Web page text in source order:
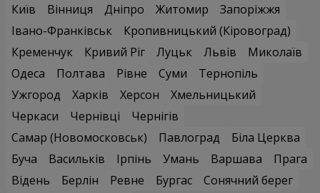
Київ
Вінниця Дніпро Житомир
Запоріжжя
Івано-Франківськ
Кропивницький (Кіровоград)
Кременчук
Кривий Ріг Луцьк Львів
Миколаїв
Одеса
Полтава Рівне Суми
Тернопіль
Ужгород
Харків Херсон
Хмельницький
Черкаси
Чернівці
Чернігів
Самар (Новомосковськ)
Павлоград
Біла Церква
Буча
Васильків Ірпінь Умань Варшава
Прага
Відень
Берлін Ревне Бургас
Сонячний берег